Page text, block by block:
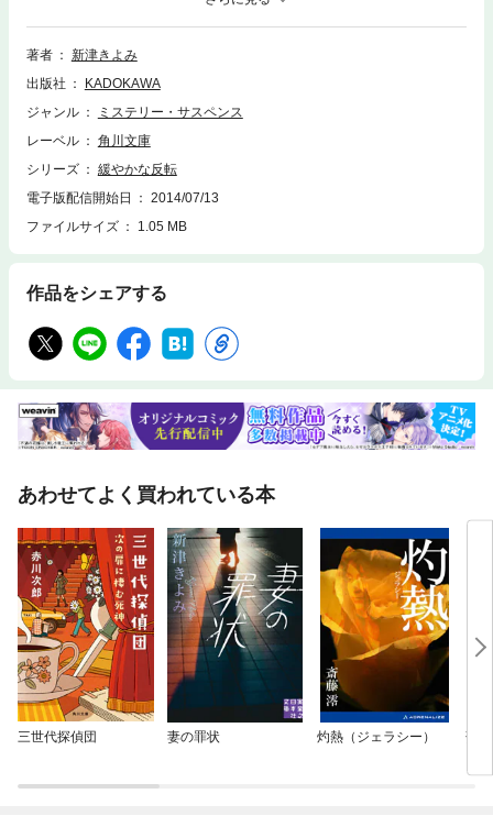
姿になって行き場を失った亜紀子は、その女性の持ち物から調べた住所
へ、やむなく足を運ぶ。なぜ“私”は彼女に殺されなくてはならなかったの
か？対照的な２人の女性の人生が交錯する、サスペンスミステリ。
著者
新津きよみ
出版社
KADOKAWA
ジャンル
ミステリー・サスペンス
レーベル
角川文庫
シリーズ
緩やかな反転
電子版配信開始日
2014/07/13
ファイルサイズ
1.05 MB
作品をシェアする
あわせてよく買われている本
三世代探偵団 妻の罪状 灼熱（ジェラシー） 落日